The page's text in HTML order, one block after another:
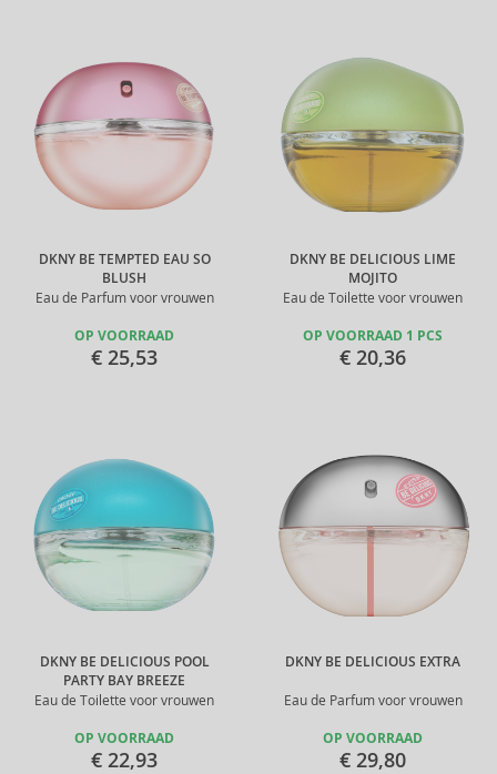
DKNY BE TEMPTED EAU SO
BLUSH
Eau de Parfum voor vrouwen
OP VOORRAAD
€ 25,53
DKNY BE DELICIOUS LIME
MOJITO
Eau de Toilette voor vrouwen
OP VOORRAAD 1 PCS
€ 20,36
DKNY BE DELICIOUS POOL
PARTY BAY BREEZE
Eau de Toilette voor vrouwen
OP VOORRAAD
€ 22,93
DKNY BE DELICIOUS EXTRA
Eau de Parfum voor vrouwen
OP VOORRAAD
€ 29,80